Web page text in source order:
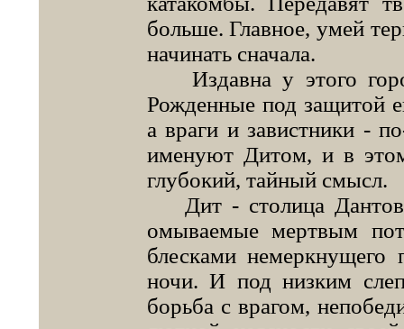
больше. Главное, умей
начинать сначала.
Издавна у этого
Рожденные под защитой
а враги и завистники -
именуют Дитом, и в
глубокий, тайный смысл.
Дит - столица
омываемые мертвым
блесками
ночи. И под низким
борьба с врагом,